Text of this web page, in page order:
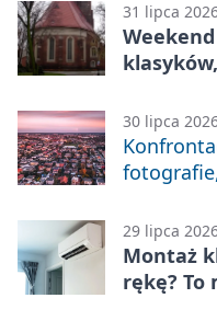
31 lipca
30 lipca
29 lipca
Montaż
rękę? To